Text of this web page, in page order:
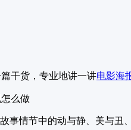
干货，专业地讲一讲电影海
事情节中的动与静、美与丑